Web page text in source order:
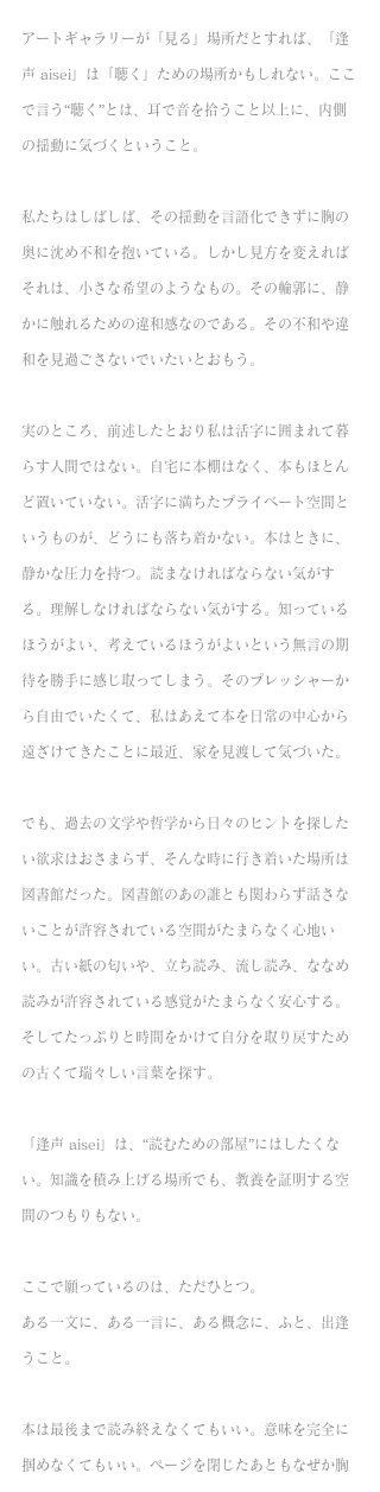
アートギャラリーが「見る」場所だとすれば、「逢
声 aisei」は「聴く」ための場所かもしれない。ここ
で言う“聴く”とは、耳で音を拾うこと以上に、内側
の揺動に気づくということ。
私たちはしばしば、その揺動を言語化できずに胸の
奥に沈め不和を抱いている。しかし見方を変えれば
それは、小さな希望のようなもの。その輪郭に、静
かに触れるための違和感なのである。その不和や違
和を見過ごさないでいたいとおもう。
実のところ、前述したとおり私は活字に囲まれて暮
らす人間ではない。自宅に本棚はなく、本もほとん
ど置いていない。活字に満ちたプライベート空間と
いうものが、どうにも落ち着かない。本はときに、
静かな圧力を持つ。読まなければならない気がす
る。理解しなければならない気がする。知っている
ほうがよい、考えているほうがよいという無言の期
待を勝手に感じ取ってしまう。そのプレッシャーか
ら自由でいたくて、私はあえて本を日常の中心から
遠ざけてきたことに最近、家を見渡して気づいた。
でも、過去の文学や哲学から日々のヒントを探した
い欲求はおさまらず、そんな時に行き着いた場所は
図書館だった。図書館のあの誰とも関わらず話さな
いことが許容されている空間がたまらなく心地い
い。古い紙の匂いや、立ち読み、流し読み、ななめ
読みが許容されている感覚がたまらなく安心する。
そしてたっぷりと時間をかけて自分を取り戻すため
の古くて瑞々しい言葉を探す。
「逢声 aisei」は、“読むための部屋”にはしたくな
い。知識を積み上げる場所でも、教養を証明する空
間のつもりもない。
ここで願っているのは、ただひとつ。
ある一文に、ある一言に、ある概念に、ふと、出逢
うこと。
本は最後まで読み終えなくてもいい。意味を完全に
掴めなくてもいい。ページを閉じたあともなぜか胸